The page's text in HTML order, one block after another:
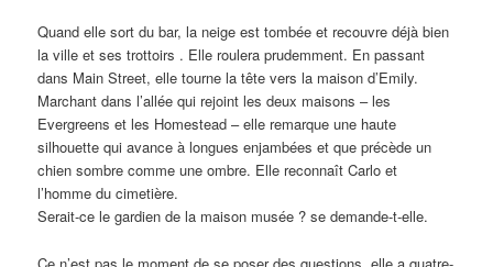
Quand elle sort du bar, la neige est tombée et recouvre déjà bien
la ville et ses trottoirs . Elle roulera prudemment. En passant
dans Main Street, elle tourne la tête vers la maison d’Emily.
Marchant dans l’allée qui rejoint les deux maisons – les
Evergreens et les Homestead – elle remarque une haute
silhouette qui avance à longues enjambées et que précède un
chien sombre comme une ombre. Elle reconnaît Carlo et
l’homme du cimetière.
Serait-ce le gardien de la maison musée ? se demande-t-elle.
Ce n’est pas le moment de se poser des questions, elle a quatre-